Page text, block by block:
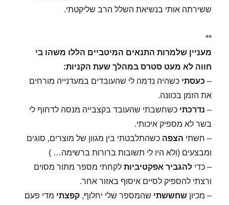
ששירתה אותי בנשיאת השלל הרב שליקטתי.
**
מעניין שלמרות התנאים המיטביים הללו משהו בי
חווה לא מעט סטרס במהלך שעת הקניות:
– כעסתי כשהיה נדמה לי שהעובדים במעדנייה מורחים
את הזמן בכוונה.
– נדרכתי כשחשבתי שהעובד בקצבייה מנסה לדחוף לי
בשר לא מספיק איכותי.
– חשתי הצפה כשהתלבטתי בין מגוון של מוצרים, סוגים
ומבצעים (ולא היו לי תשובות ברורות ברשימה… )
– כדילהגביר אפקטיביות לקחתי מספר מתור מסוים
ורצתי להספיק לסיים איסוף באזור אחר.
– מכיוןשחששתי שהמספר שלי יחלוף,קפצתי מדי פעם